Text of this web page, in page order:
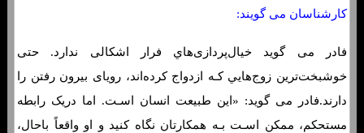
کارشناسان می گویند:
فادر می گوید خیال‌پردازی‌هاي‌ فرار اشکالی ندارد. حتی
خوشبخت‌ترین زوج‌هایي کـه ازدواج کرده‌اند، رویای بیرون رفتن را
دارند.فادر می گوید: «این طبیعت انسان اسـت. اما دریک رابطه
مستحکم، ممکن اسـت بـه همکارتان نگاه کنید و او واقعاً باحال،